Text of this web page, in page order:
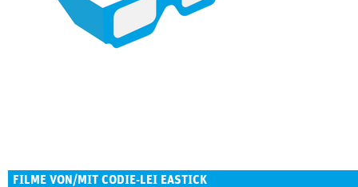
FILME VON/MIT CODIE-LEI EASTICK